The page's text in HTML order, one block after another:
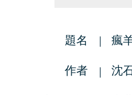
題名 瘋
作者 沈